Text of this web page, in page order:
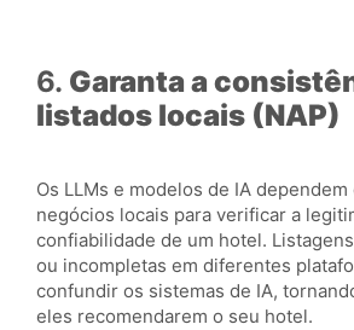
6. Garanta a
listados locais (NAP)
Os LLMs e modelos de IA
negócios locais para verificar a
confiabilidade de um hotel.
ou incompletas em diferentes
confundir os sistemas de IA,
eles recomendarem o seu hotel.